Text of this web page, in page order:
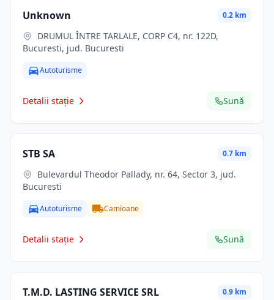
Unknown 0.2 km
Bucuresti, jud. Bucuresti
Autoturisme
Detalii stație Sună
STB SA 0.7 km
Bucuresti
Autoturisme Camioane
Detalii stație Sună
T.M.D. LASTING SERVICE SRL 0.9 km